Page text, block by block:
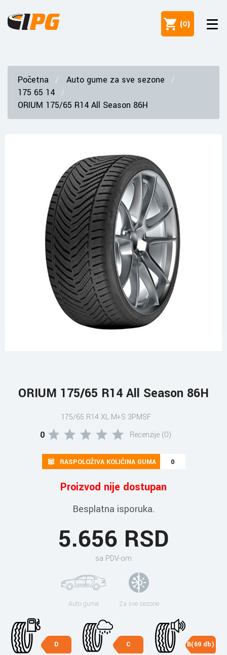
(0)
Početna
Auto gume za sve sezone
175 65 14
ORIUM 175/65 R14 All Season 86H
ORIUM 175/65 R14 All Season 86H
175/65 R14 XL M+S 3PMSF
0 Recenzije (0)
RASPOLOŽIVA KOLIČINA GUMA 0
Proizvod nije dostupan
Besplatna isporuka.
5.656 RSD
sa PDV-om
Auto gume Za sve sezone
D C B(69 db)